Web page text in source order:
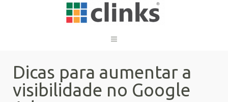
Dicas para aumentar a
visibilidade no Google